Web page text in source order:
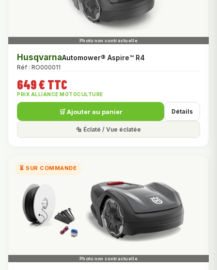
HusqvarnaAutomower® Aspire™ R4
Réf : RO000011
649 € TTC
PRIX ALLIANCE MOTOCULTURE
🛒 Ajouter au panier Détails
🔩 Éclaté / Vue éclatée
⏳ SUR COMMANDE